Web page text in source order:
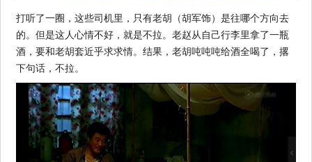
打听了一圈，这些司机里，只有老胡（胡军饰）是往哪个方向去
的。但是这人心情不好，就是不拉。老赵从自己行李里拿了一瓶
酒，要和老胡套近乎求求情。结果，老胡吨吨吨给酒全喝了，撂
下句话，不拉。